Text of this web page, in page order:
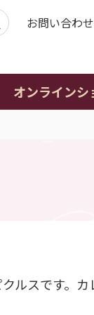
お問い合わせ
オンラインシ
ルスです。